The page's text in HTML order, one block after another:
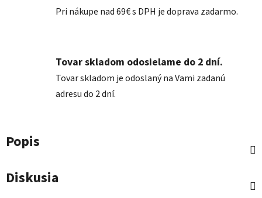
Pri nákupe nad 69€ s DPH je doprava zadarmo.
Tovar skladom odosielame do 2 dní.
Tovar skladom je odoslaný na Vami zadanú
adresu do 2 dní.
Popis
Diskusia